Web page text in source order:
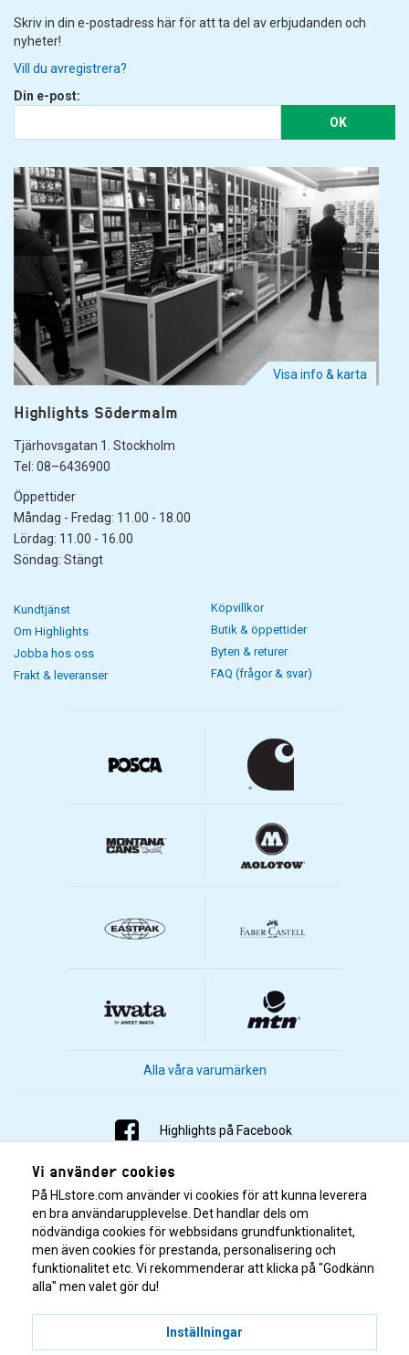
Skriv in din e-postadress här för att ta del av erbjudanden och
nyheter!
Vill du avregistrera?
Din e-post:
OK
Visa info & karta
Highlights Södermalm
Tjärhovsgatan 1. Stockholm
Tel: 08–6436900
Öppettider
Måndag - Fredag: 11.00 - 18.00
Lördag: 11.00 - 16.00
Söndag: Stängt
Kundtjänst
Om Highlights
Jobba hos oss
Frakt & leveranser
Köpvillkor
Butik & öppettider
Byten & returer
FAQ (frågor & svar)
Alla våra varumärken
Highlights på Facebook
Highlights på Instagram
Highlights på Youtube
Highlights på Tiktok
Vi använder cookies
På HLstore.com använder vi cookies för att kunna leverera
en bra användarupplevelse. Det handlar dels om
nödvändiga cookies för webbsidans grundfunktionalitet,
men även cookies för prestanda, personalisering och
funktionalitet etc. Vi rekommenderar att klicka på "Godkänn
alla" men valet gör du!
Inställningar